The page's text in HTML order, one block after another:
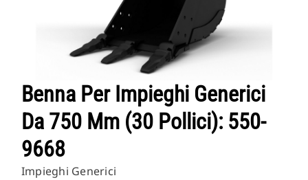
Benna Per Impieghi Generici
Da 750 Mm (30 Pollici): 550-
9668
Impieghi Generici